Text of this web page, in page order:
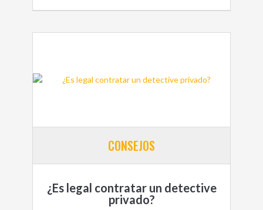
CONSEJOS
¿Es legal contratar un detective
privado?